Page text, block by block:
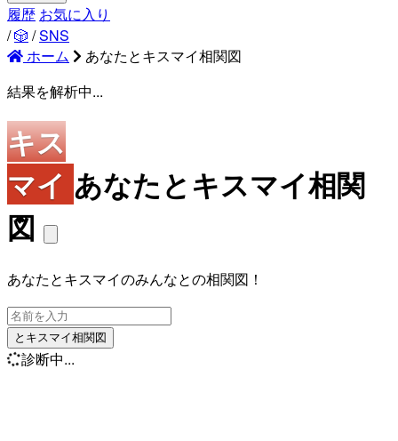
履歴 お気に入り
/🎲 /SNS
ホーム
あなたとキスマイ相関図
結果を解析中...
キス
マイ あなたとキスマイ相関
図
あなたとキスマイのみんなとの相関図！
とキスマイ相関図
診断中...